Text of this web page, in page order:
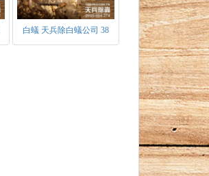
白蟻 天兵除白蟻公司 38